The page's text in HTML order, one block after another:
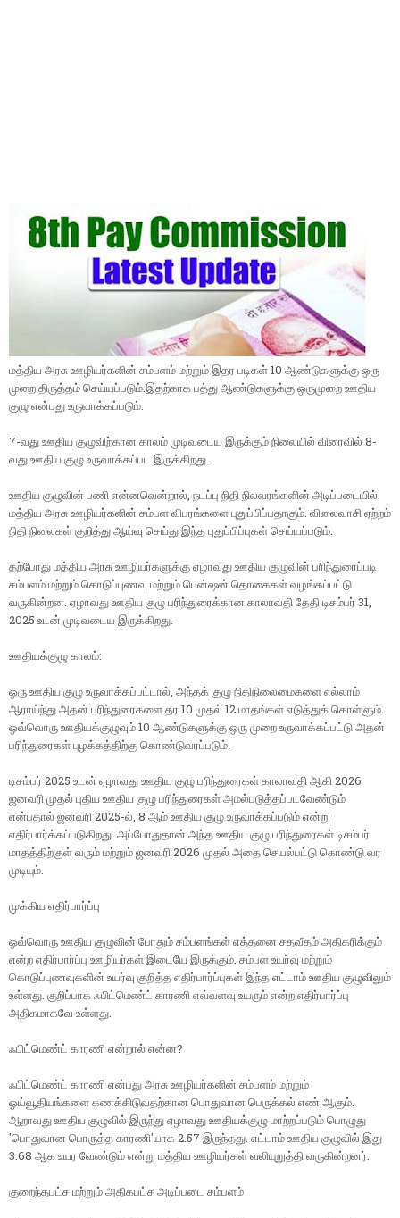
மத்திய அரசு ஊழியர்களின் சம்பளம் மற்றும் இதர படிகள் 10 ஆண்டுகளுக்கு ஒரு
முறை திருத்தம் செய்யப்படும்.இதற்காக பத்து ஆண்டுகளுக்கு ஒருமுறை ஊதிய
குழு என்பது உருவாக்கப்படும்.
7-வது ஊதிய குழுவிற்கான காலம் முடிவடைய இருக்கும் நிலையில் விரைவில் 8-
வது ஊதிய குழு உருவாக்கப்பட இருக்கிறது.
ஊதிய குழுவின் பணி என்னவென்றால், நடப்பு நிதி நிலவரங்களின் அடிப்படையில்
மத்திய அரசு ஊழியர்களின் சம்பள விபரங்களை புதுப்பிப்பதாகும். விலைவாசி ஏற்றம்
நிதி நிலைகள் குறித்து ஆய்வு செய்து இந்த புதுப்பிப்புகள் செய்யப்படும்.
தற்போது மத்திய அரசு ஊழியர்களுக்கு ஏழாவது ஊதிய குழுவின் பரிந்துரைப்படி
சம்பளம் மற்றும் கொடுப்புணவு மற்றும் பென்ஷன் தொகைகள் வழங்கப்பட்டு
வருகின்றன. ஏழாவது ஊதிய குழு பரிந்துரைக்கான காலாவதி தேதி டிசம்பர் 31,
2025 உடன் முடிவடைய இருக்கிறது.
ஊதியக்குழு காலம்:
ஒரு ஊதிய குழு உருவாக்கப்பட்டால், அந்தக் குழு நிதிநிலைமைகளை எல்லாம்
ஆராய்ந்து அதன் பரிந்துரைகளை தர 10 முதல் 12 மாதங்கள் எடுத்துக் கொள்ளும்.
ஒவ்வொரு ஊதியக்குழுவும் 10 ஆண்டுகளுக்கு ஒரு முறை உருவாக்கப்பட்டு அதன்
பரிந்துரைகள் புழக்கத்திற்கு கொண்டுவரப்படும்.
டிசம்பர் 2025 உடன் ஏழாவது ஊதிய குழு பரிந்துரைகள் காலாவதி ஆகி 2026
ஜனவரி முதல் புதிய ஊதிய குழு பரிந்துரைகள் அமல்படுத்தப்படவேண்டும்
என்பதால் ஜனவரி 2025-ல், 8 ஆம் ஊதிய குழு உருவாக்கப்படும் என்று
எதிர்பார்க்கப்படுகிறது. அப்போதுதான் அந்த ஊதிய குழு பரிந்துரைகள் டிசம்பர்
மாதத்திற்குள் வரும் மற்றும் ஜனவரி 2026 முதல் அதை செயல்பட்டு கொண்டு வர
முடியும்.
முக்கிய எதிர்பார்ப்பு
ஒவ்வொரு ஊதிய குழுவின் போதும் சம்பளங்கள் எத்தனை சதவீதம் அதிகரிக்கும்
என்ற எதிர்பார்ப்பு ஊழியர்கள் இடையே இருக்கும். சம்பள உயர்வு மற்றும்
கொடுப்புணவுகளின் உயர்வு குறித்த எதிர்பார்ப்புகள் இந்த எட்டாம் ஊதிய குழுவிலும்
உள்ளது. குறிப்பாக ஃபிட்மெண்ட் காரணி எவ்வளவு உயரும் என்ற எதிர்பார்ப்பு
அதிகமாகவே உள்ளது.
ஃபிட்மெண்ட் காரணி என்றால் என்ன?
ஃபிட்மெண்ட் காரணி என்பது அரசு ஊழியர்களின் சம்பளம் மற்றும்
ஓய்வூதியங்களை கணக்கிடுவதற்கான பொதுவான பெருக்கல் எண் ஆகும்.
ஆறாவது ஊதிய குழுவில் இருந்து ஏழாவது ஊதியக்குழு மாற்றப்படும் பொழுது
'பொதுவான பொருத்த காரணி'யாக 2.57 இருந்தது. எட்டாம் ஊதிய குழுவில் இது
3.68 ஆக உயர வேண்டும் என்று மத்திய ஊழியர்கள் வலியுறுத்தி வருகின்றனர்.
குறைந்தபட்ச மற்றும் அதிகபட்ச அடிப்படை சம்பளம்